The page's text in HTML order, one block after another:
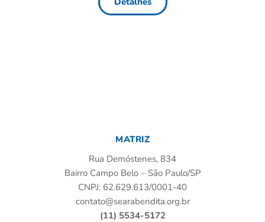
MATRIZ
Rua Demóstenes, 834
Bairro Campo Belo – São Paulo/SP
CNPJ: 62.629.613/0001-40
contato@searabendita.org.br
(11) 5534-5172